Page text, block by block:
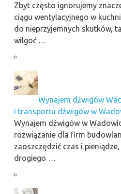
Zbyt często ignorujemy
ciągu wentylacyjnego w
do nieprzyjemnych skutków,
wilgoć …
Wynajem dźwigów
i transportu dźwigów w
Wynajem dźwigów w
rozwiązanie dla firm
zaoszczędzić czas i
drogiego …